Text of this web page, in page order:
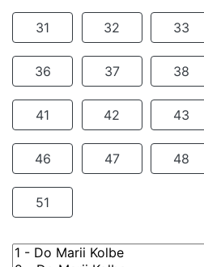
31 32 33
36 37 38
41 42 43
46 47 48
51